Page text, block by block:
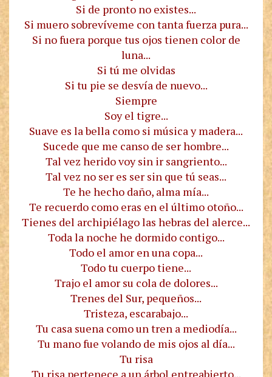
Si de pronto no existes...
Si muero sobrevíveme con tanta fuerza pura...
Si no fuera porque tus ojos tienen color de
luna...
Si tú me olvidas
Si tu pie se desvía de nuevo...
Siempre
Soy el tigre...
Suave es la bella como si música y madera...
Sucede que me canso de ser hombre...
Tal vez herido voy sin ir sangriento...
Tal vez no ser es ser sin que tú seas...
Te he hecho daño, alma mía...
Te recuerdo como eras en el último otoño...
Tienes del archipiélago las hebras del alerce...
Toda la noche he dormido contigo...
Todo el amor en una copa...
Todo tu cuerpo tiene...
Trajo el amor su cola de dolores...
Trenes del Sur, pequeños...
Tristeza, escarabajo...
Tu casa suena como un tren a mediodía...
Tu mano fue volando de mis ojos al día...
Tu risa
Tu risa pertenece a un árbol entreabierto...